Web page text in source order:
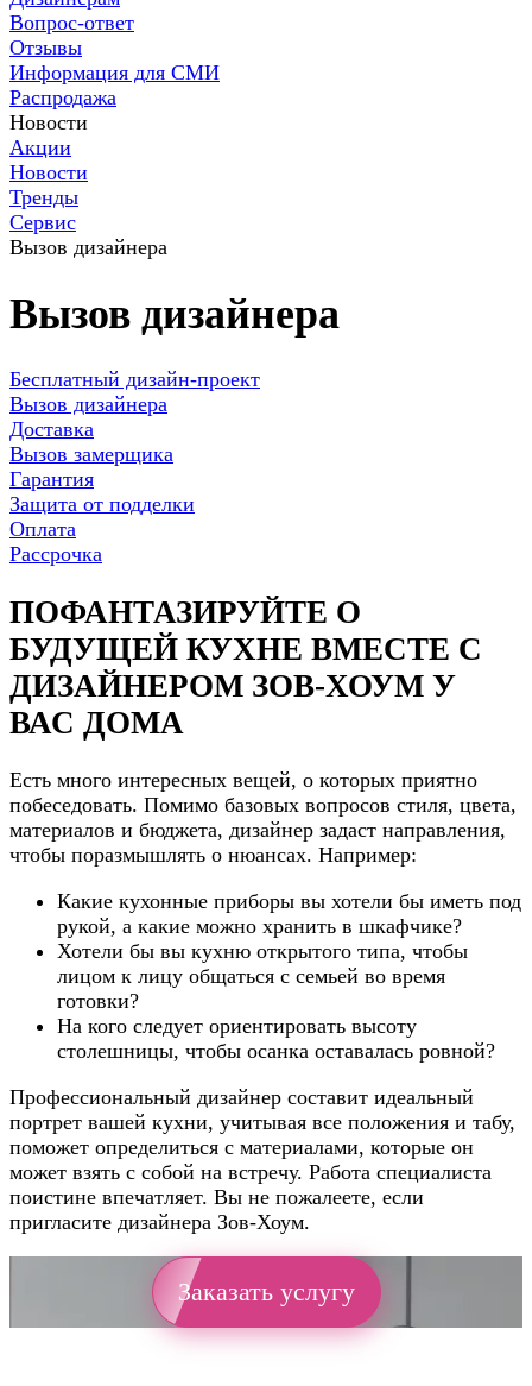
Вопрос-ответ
Отзывы
Информация для СМИ
Распродажа
Новости
Акции
Новости
Тренды
Сервис
Вызов дизайнера
Вызов дизайнера
Бесплатный дизайн-проект
Вызов дизайнера
Доставка
Вызов замерщика
Гарантия
Защита от подделки
Оплата
Рассрочка
ПОФАНТАЗИРУЙТЕ О
БУДУЩЕЙ КУХНЕ ВМЕСТЕ С
ДИЗАЙНЕРОМ ЗОВ-ХОУМ У
ВАС ДОМА
Есть много интересных вещей, о которых приятно
побеседовать. Помимо базовых вопросов стиля, цвета,
материалов и бюджета, дизайнер задаст направления,
чтобы поразмышлять о нюансах. Например:
Какие кухонные приборы вы хотели бы иметь под
рукой, а какие можно хранить в шкафчике?
Хотели бы вы кухню открытого типа, чтобы
лицом к лицу общаться с семьей во время
готовки?
На кого следует ориентировать высоту
столешницы, чтобы осанка оставалась ровной?
Профессиональный дизайнер составит идеальный
портрет вашей кухни, учитывая все положения и табу,
поможет определиться с материалами, которые он
может взять с собой на встречу. Работа специалиста
поистине впечатляет. Вы не пожалеете, если
пригласите дизайнера Зов-Хоум.
Заказать услугу